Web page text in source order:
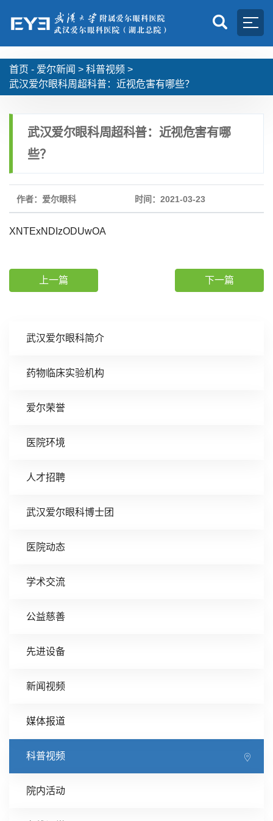
首页 - 爱尔新闻 > 科普视频 >
武汉爱尔眼科周超科普：近视危害有哪些？
武汉爱尔眼科简介
药物临床实验机构
爱尔荣誉
医院环境
人才招聘
武汉爱尔眼科博士团
医院动态
学术交流
公益慈善
先进设备
新闻视频
媒体报道
科普视频
院内活动
武汉爱尔眼科周超科普：近视危害有哪
些？
作者：爱尔眼科 时间：2021-03-23
XNTExNDIzODUwOA
上一篇 下一篇